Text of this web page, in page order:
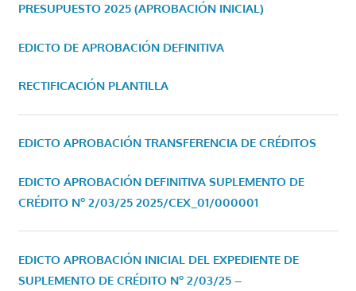
PRESUPUESTO 2025 (APROBACIÓN INICIAL)
EDICTO DE APROBACIÓN DEFINITIVA
RECTIFICACIÓN PLANTILLA
EDICTO APROBACIÓN TRANSFERENCIA DE CRÉDITOS
EDICTO APROBACIÓN DEFINITIVA SUPLEMENTO DE
CRÉDITO Nº 2/03/25 2025/CEX_01/000001
EDICTO APROBACIÓN INICIAL DEL EXPEDIENTE DE
SUPLEMENTO DE CRÉDITO Nº 2/03/25 –